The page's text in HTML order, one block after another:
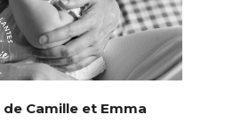
Camille et Emma